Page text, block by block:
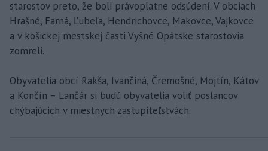
starostov preto, že boli právoplatne odsúdení. V obciach
Hrašné, Farná, Ľubeľa, Hendrichovce, Makovce, Vajkovce
a v košickej mestskej časti Vyšné Opátske starostovia
zomreli.
Obyvatelia obcí Rakša, Ivančiná, Čremošné, Mojtín, Kátov
a Končín – Lančár si budú obyvatelia voliť poslancov
chýbajúcich v miestnych zastupiteľstvách.